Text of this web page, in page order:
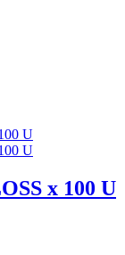
x 100 U